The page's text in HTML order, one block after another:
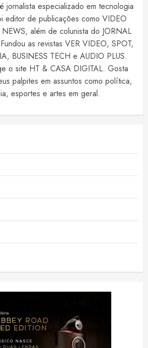
jornalista especializado em tecnologia
editor de publicações como VIDEO
além de colunista do JORNAL
as revistas VER VIDEO, SPOT,
BUSINESS TECH e AUDIO PLUS.
o site HT & CASA DIGITAL. Gosta
palpites em assuntos como política,
esportes e artes em geral.